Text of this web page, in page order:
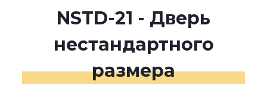
NSTD-21 - Дверь
нестандартного
размера